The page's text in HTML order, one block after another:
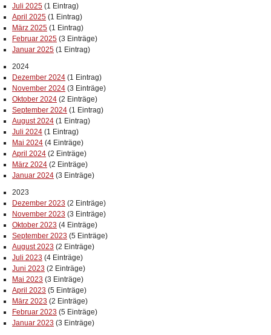
Juli 2025 (1 Eintrag)
April 2025 (1 Eintrag)
März 2025 (1 Eintrag)
Februar 2025 (3 Einträge)
Januar 2025 (1 Eintrag)
2024
Dezember 2024 (1 Eintrag)
November 2024 (3 Einträge)
Oktober 2024 (2 Einträge)
September 2024 (1 Eintrag)
August 2024 (1 Eintrag)
Juli 2024 (1 Eintrag)
Mai 2024 (4 Einträge)
April 2024 (2 Einträge)
März 2024 (2 Einträge)
Januar 2024 (3 Einträge)
2023
Dezember 2023 (2 Einträge)
November 2023 (3 Einträge)
Oktober 2023 (4 Einträge)
September 2023 (5 Einträge)
August 2023 (2 Einträge)
Juli 2023 (4 Einträge)
Juni 2023 (2 Einträge)
Mai 2023 (3 Einträge)
April 2023 (5 Einträge)
März 2023 (2 Einträge)
Februar 2023 (5 Einträge)
Januar 2023 (3 Einträge)